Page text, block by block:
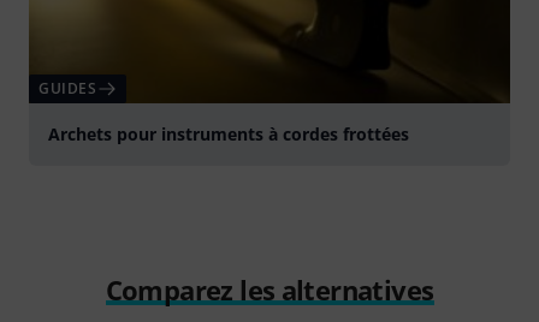
GUIDES
Archets pour instruments à cordes frottées
Comparez les alternatives